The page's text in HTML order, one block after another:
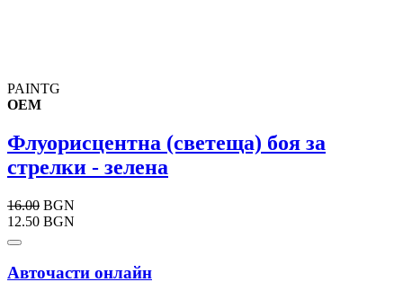
PAINTG
OEM
Флуорисцентна (светеща) боя за
стрелки - зелена
16.00 BGN
12.50 BGN
Авточасти онлайн